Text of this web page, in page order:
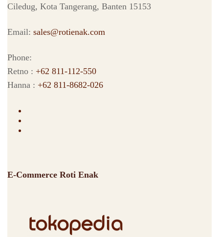
Ciledug, Kota Tangerang, Banten 15153
Email: sales@rotienak.com
Phone:
Retno : +62 811-112-550
Hanna : +62 811-8682-026
E-Commerce Roti Enak